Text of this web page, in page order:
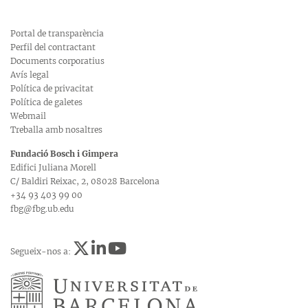
Portal de transparència
Perfil del contractant
Documents corporatius
Avís legal
Política de privacitat
Política de galetes
Webmail
Treballa amb nosaltres
Fundació Bosch i Gimpera
Edifici Juliana Morell
C/ Baldiri Reixac, 2, 08028 Barcelona
+34 93 403 99 00
fbg@fbg.ub.edu
Segueix-nos a: